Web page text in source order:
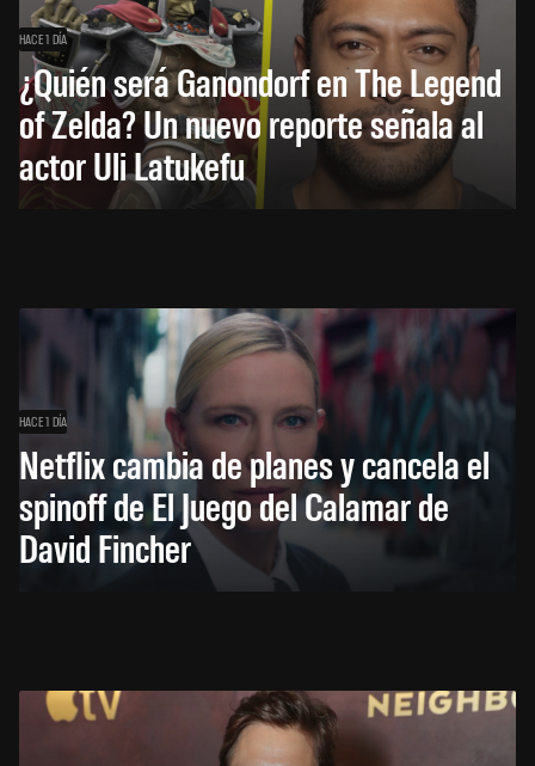
HACE 1 DÍA
¿Quién será Ganondorf en The Legend
of Zelda? Un nuevo reporte señala al
actor Uli Latukefu
HACE 1 DÍA
Netflix cambia de planes y cancela el
spinoff de El Juego del Calamar de
David Fincher